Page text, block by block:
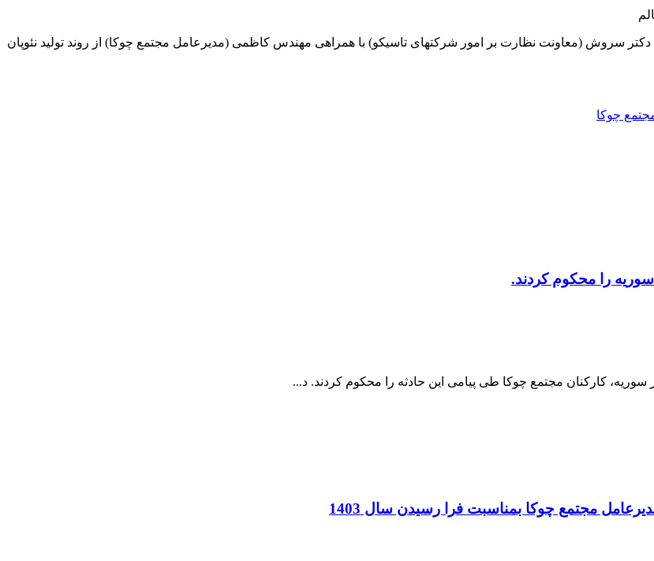
به گزارش روابط عمومی و امور بین الملل مجتمع چوکا، صبح امروز ۱۴۰۱/۴/۲۰ دکتر سروش (معاونت نظارت بر امور شرکتهای تاسیکو) با همراهی مهندس کاظمی (مدیرعامل مجتمع چوکا) از روند تولید نئوپان
چوکا
را محکوم کردند.
کارکنان مجتمع چوکا طی پیامی این حادثه را محکوم کردند. د...
مجتمع چوکا بمناسبت فرا رسیدن سال 1403